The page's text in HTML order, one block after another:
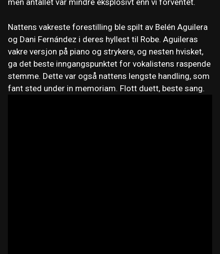
men antallet var mindre eksplosivt enn vi forventet.
Nattens vakreste forestilling ble spilt av Belén Aguilera
og Dani Fernández i deres hyllest til Robe. Aguileras
vakre versjon på piano og strykere, og nesten hvisket,
ga det beste inngangspunktet for vokalistens raspende
stemme. Dette var også nattens lengste handling, som
fant sted under in memoriam. Flott duett, beste sang.